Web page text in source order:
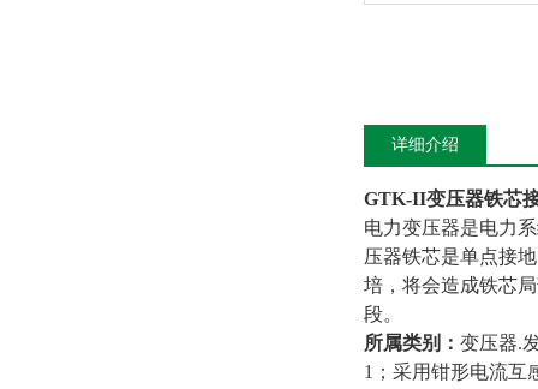
详细介绍
GTK-II变压器铁芯
电力变压器是电力
压器铁芯是单点接
培，将会造成铁芯
段。
所属类别： 变压器.
1；采用钳形电流互